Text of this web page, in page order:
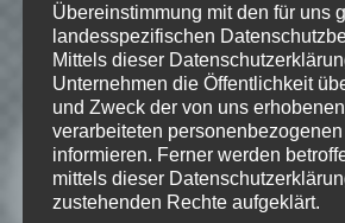
Schreibe einen
Deine E-Mail-Adresse wird
veröffentlicht. Erforderliche
sind mit*markiert
Kommentar *
Übereinstimmung mit den für uns
landesspezifischen
Mittels dieser
Unternehmen die Öffentlichkeit
und Zweck der von uns
verarbeiteten
informieren. Ferner werden
mittels dieser
zustehenden Rechte aufgeklärt.